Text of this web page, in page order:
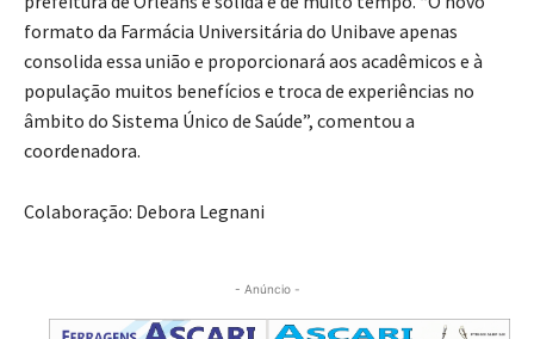
formato da Farmácia Universitária do Unibave apenas
consolida essa união e proporcionará aos acadêmicos e à
população muitos benefícios e troca de experiências no
âmbito do Sistema Único de Saúde”, comentou a
coordenadora.
Colaboração: Debora Legnani
- Anúncio -